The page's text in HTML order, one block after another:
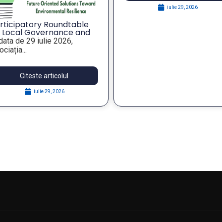
iulie 29, 2026 iulie 29, 2026